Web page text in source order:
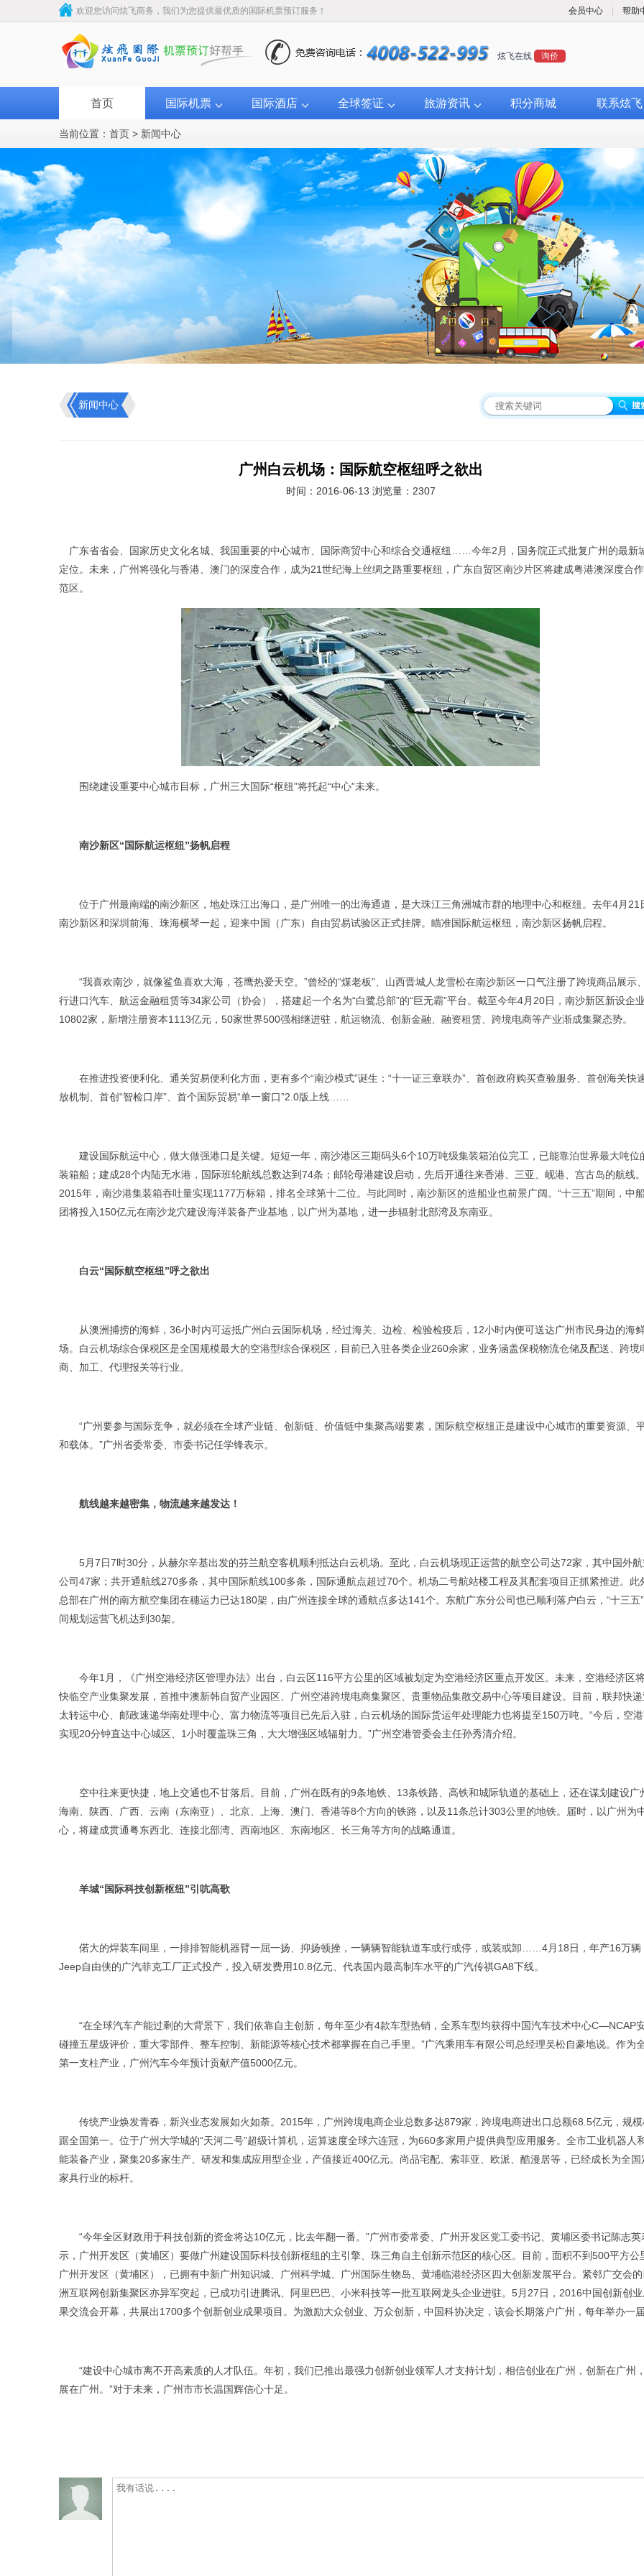
欢迎您访问炫飞商务，我们为您提供最优质的国际机票预订服务！ 会员中心 帮助
炫飞在线 询价
首页 国际机票 国际酒店 全球签证 旅游资讯 积分商城 联系炫飞
当前位置： 首页 > 新闻中心
新闻中心
广州白云机场：国际航空枢纽呼之欲出
时间：2016-06-13 浏览量：2307
广东省省会、国家历史文化名城、我国重要的中心城市、国际商贸中心和综合交通枢纽……今年2月，国务院正式批复广州的最新
定位。未来，广州将强化与香港、澳门的深度合作，成为21世纪海上丝绸之路重要枢纽，广东自贸区南沙片区将建成粤港澳深度合
范区。
围绕建设重要中心城市目标，广州三大国际“枢纽”将托起“中心”未来。
南沙新区“国际航运枢纽”扬帆启程
位于广州最南端的南沙新区，地处珠江出海口，是广州唯一的出海通道，是大珠江三角洲城市群的地理中心和枢纽。去年4月21
南沙新区和深圳前海、珠海横琴一起，迎来中国（广东）自由贸易试验区正式挂牌。瞄准国际航运枢纽，南沙新区扬帆启程。
“我喜欢南沙，就像鲨鱼喜欢大海，苍鹰热爱天空。”曾经的“煤老板”、山西晋城人龙雪松在南沙新区一口气注册了跨境商品展示
行进口汽车、航运金融租赁等34家公司（协会），搭建起一个名为“白鹭总部”的“巨无霸”平台。截至今年4月20日，南沙新区新设企业
10802家，新增注册资本1113亿元，50家世界500强相继进驻，航运物流、创新金融、融资租赁、跨境电商等产业渐成集聚态势。
在推进投资便利化、通关贸易便利化方面，更有多个“南沙模式”诞生：“十一证三章联办”、首创政府购买查验服务、首创海关快
放机制、首创“智检口岸”、首个国际贸易“单一窗口”2.0版上线……
建设国际航运中心，做大做强港口是关键。短短一年，南沙港区三期码头6个10万吨级集装箱泊位完工，已能靠泊世界最大吨位
装箱船；建成28个内陆无水港，国际班轮航线总数达到74条；邮轮母港建设启动，先后开通往来香港、三亚、岘港、宫古岛的航线。
2015年，南沙港集装箱吞吐量实现1177万标箱，排名全球第十二位。与此同时，南沙新区的造船业也前景广阔。“十三五”期间，中
团将投入150亿元在南沙龙穴建设海洋装备产业基地，以广州为基地，进一步辐射北部湾及东南亚。
白云“国际航空枢纽”呼之欲出
从澳洲捕捞的海鲜，36小时内可运抵广州白云国际机场，经过海关、边检、检验检疫后，12小时内便可送达广州市民身边的海
场。白云机场综合保税区是全国规模最大的空港型综合保税区，目前已入驻各类企业260余家，业务涵盖保税物流仓储及配送、跨境
商、加工、代理报关等行业。
“广州要参与国际竞争，就必须在全球产业链、创新链、价值链中集聚高端要素，国际航空枢纽正是建设中心城市的重要资源、
和载体。”广州省委常委、市委书记任学锋表示。
航线越来越密集，物流越来越发达！
5月7日7时30分，从赫尔辛基出发的芬兰航空客机顺利抵达白云机场。至此，白云机场现正运营的航空公司达72家，其中国外
公司47家；共开通航线270多条，其中国际航线100多条，国际通航点超过70个。机场二号航站楼工程及其配套项目正抓紧推进。此
总部在广州的南方航空集团在穗运力已达180架，由广州连接全球的通航点多达141个。东航广东分公司也已顺利落户白云，“十三五
间规划运营飞机达到30架。
今年1月，《广州空港经济区管理办法》出台，白云区116平方公里的区域被划定为空港经济区重点开发区。未来，空港经济区
快临空产业集聚发展，首推中澳新韩自贸产业园区、广州空港跨境电商集聚区、贵重物品集散交易中心等项目建设。目前，联邦快递
太转运中心、邮政速递华南处理中心、富力物流等项目已先后入驻，白云机场的国际货运年处理能力也将提至150万吨。“今后，空
实现20分钟直达中心城区、1小时覆盖珠三角，大大增强区域辐射力。”广州空港管委会主任孙秀清介绍。
空中往来更快捷，地上交通也不甘落后。目前，广州在既有的9条地铁、13条铁路、高铁和城际轨道的基础上，还在谋划建设广
海南、陕西、广西、云南（东南亚）、北京、上海、澳门、香港等8个方向的铁路，以及11条总计303公里的地铁。届时，以广州为
心，将建成贯通粤东西北、连接北部湾、西南地区、东南地区、长三角等方向的战略通道。
羊城“国际科技创新枢纽”引吭高歌
偌大的焊装车间里，一排排智能机器臂一屈一扬、抑扬顿挫，一辆辆智能轨道车或行或停，或装或卸……4月18日，年产16万辆
Jeep自由侠的广汽菲克工厂正式投产，投入研发费用10.8亿元、代表国内最高制车水平的广汽传祺GA8下线。
“在全球汽车产能过剩的大背景下，我们依靠自主创新，每年至少有4款车型热销，全系车型均获得中国汽车技术中心C—NCAP
碰撞五星级评价，重大零部件、整车控制、新能源等核心技术都掌握在自己手里。”广汽乘用车有限公司总经理吴松自豪地说。作为
第一支柱产业，广州汽车今年预计贡献产值5000亿元。
传统产业焕发青春，新兴业态发展如火如荼。2015年，广州跨境电商企业总数多达879家，跨境电商进出口总额68.5亿元，规
踞全国第一。位于广州大学城的“天河二号”超级计算机，运算速度全球六连冠，为660多家用户提供典型应用服务。全市工业机器人
能装备产业，聚集20多家生产、研发和集成应用型企业，产值接近400亿元。尚品宅配、索菲亚、欧派、酷漫居等，已经成长为全国
家具行业的标杆。
“今年全区财政用于科技创新的资金将达10亿元，比去年翻一番。”广州市委常委、广州开发区党工委书记、黄埔区委书记陈志英
示，广州开发区（黄埔区）要做广州建设国际科技创新枢纽的主引擎、珠三角自主创新示范区的核心区。目前，面积不到500平方公
广州开发区（黄埔区），已拥有中新广州知识城、广州科学城、广州国际生物岛、黄埔临港经济区四大创新发展平台。紧邻广交会的
洲互联网创新集聚区亦异军突起，已成功引进腾讯、阿里巴巴、小米科技等一批互联网龙头企业进驻。5月27日，2016中国创新创
果交流会开幕，共展出1700多个创新创业成果项目。为激励大众创业、万众创新，中国科协决定，该会长期落户广州，每年举办一届
“建设中心城市离不开高素质的人才队伍。年初，我们已推出最强力创新创业领军人才支持计划，相信创业在广州，创新在广州
展在广州。”对于未来，广州市市长温国辉信心十足。